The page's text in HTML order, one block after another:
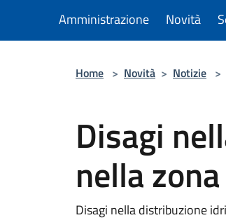
Amministrazione Novità
Home > Novità > Notizie >
Disagi
nella
Disagi nella distribuzione